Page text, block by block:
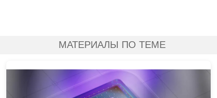
МАТЕРИАЛЫ ПО ТЕМЕ